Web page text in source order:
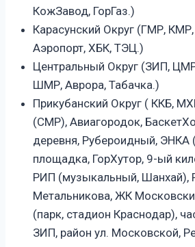
КожЗавод, ГорГаз.)
Карасунский Округ (ГМР,
Аэропорт, ХБК, ТЭЦ.)
Центральный Округ (ЗИП,
ШМР, Аврора, Табачка.)
Прикубанский Округ ( ККБ,
(СМР), Авиагородок,
деревня, Рубероидный, ЭНКА
площадка, ГорХутор, 9-ый
РИП (музыкальный, Шанхай),
Метальникова, ЖК
(парк, стадион Краснодар),
ЗИП, район ул. Московской,